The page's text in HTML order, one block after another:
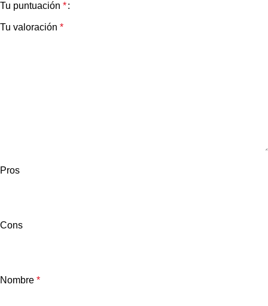
Tu puntuación *
Tu valoración *
Pros
Cons
Nombre *